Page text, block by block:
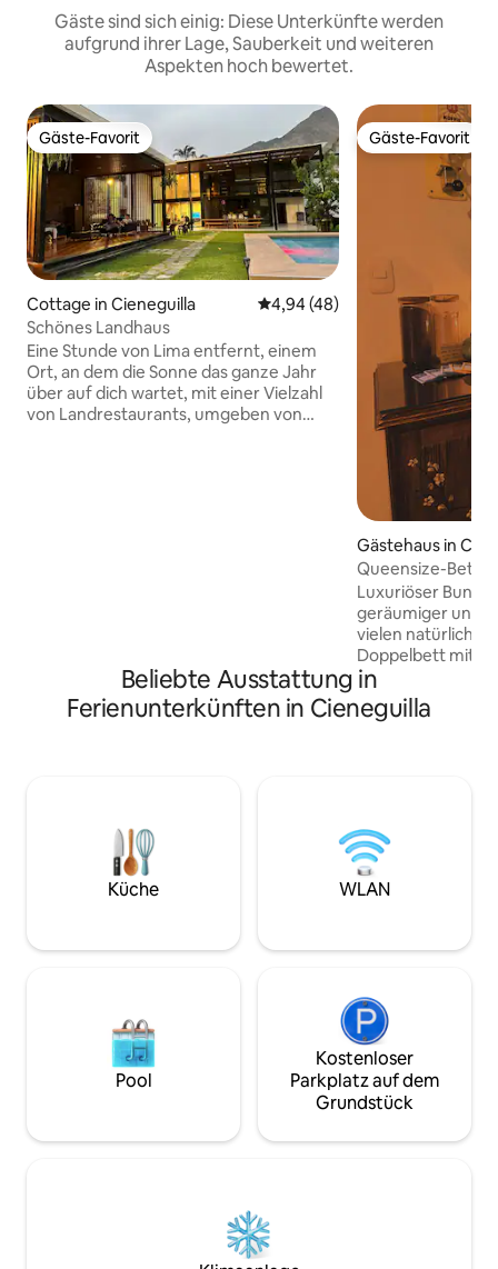
Gäste sind sich einig: Diese Unterkünfte werden
aufgrund ihrer Lage, Sauberkeit und weiteren
Aspekten hoch bewertet.
Gäste-Favorit
Gäste-Favorit
Cottage in Cieneguilla Durchschnittliche Bewertung:
4,94 (48)
Schönes Landhaus
Eine Stunde von Lima entfernt, einem
Ort, an dem die Sonne das ganze Jahr
über auf dich wartet, mit einer Vielzahl
von Landrestaurants, umgeben von
einer Toilette. Nur für
Familienaufenthalte, keine
Partys/Veranstaltungen.
Gäste-Favorit
Gäste-Favorit
Gästehaus in
Queensize-Bett |
Fluss entfernt |
Luxuriöser
geräumiger und
vielen natürlichen
Doppelbett mit
Baumwolle,
Kopfkissen pro
mit 2
Kaffeemühle -
heißem Wasser
Dingen
Netflix und
Beliebte Ausstattung in
Ferienunterkünften in Cieneguilla
Küche WLAN
Pool
Kostenloser
Parkplatz auf dem
Grundstück